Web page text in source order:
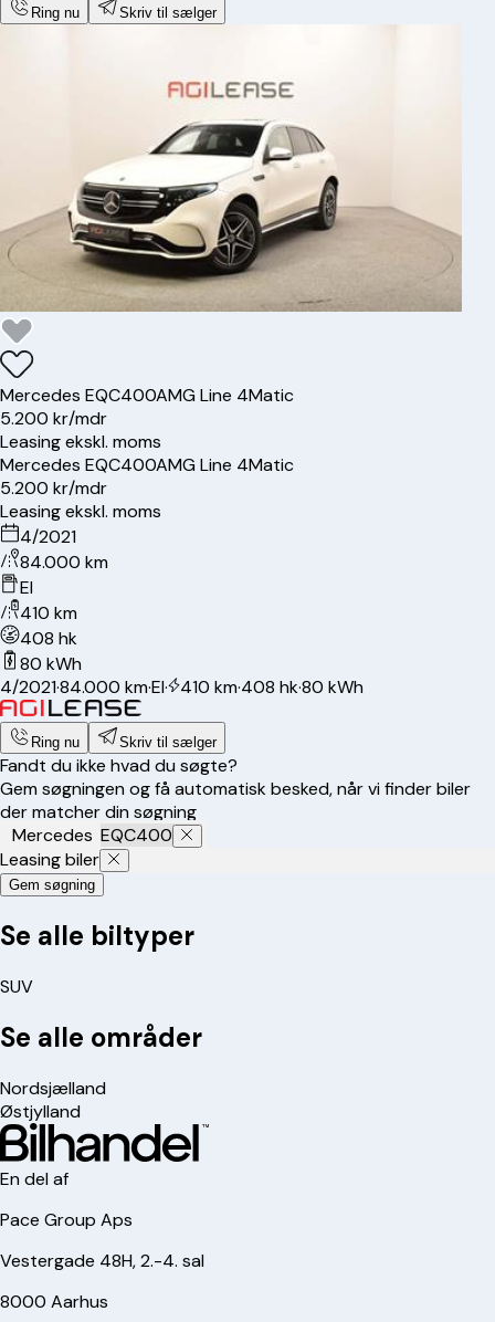
Ring nu Skriv til sælger
Mercedes EQC400AMG Line 4Matic
5.200 kr/mdr
Leasing ekskl. moms
Mercedes EQC400AMG Line 4Matic
5.200 kr/mdr
Leasing ekskl. moms
4/2021
84.000 km
El
410 km
408 hk
80 kWh
4/2021·84.000 km·El· 410 km·408 hk·80 kWh
Ring nu Skriv til sælger
Fandt du ikke hvad du søgte?
Gem søgningen og få automatisk besked, når vi finder biler
der matcher din søgning
Mercedes EQC400
Leasing biler
Gem søgning
Se alle biltyper
SUV
Se alle områder
Nordsjælland
Østjylland
En del af
Pace Group Aps
Vestergade 48H, 2.-4. sal
8000 Aarhus